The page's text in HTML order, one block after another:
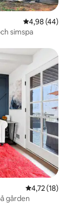
4,98 av 5 i
4,98 (44)
simspa
4,72 av 5 i
4,72 (18)
gården